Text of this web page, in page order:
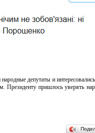
депутаты и
пришлось уверять